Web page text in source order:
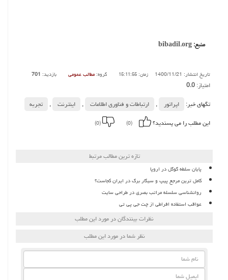
منبع:bibadil.org
تاریخ انتشار: 1400/11/21 زمان: 15:11:55 گروه: مطالب عمومی بازدید: 701
امتیاز:0.0
تگهای خبر:
اپراتور , ارتباطات و فناوری اطلاعات , اینترنت ,
تجربه
این مطلب را می پسندید؟
(0)
(0)
تازه ترین مطالب مرتبط
پایان سلطه گوگل در اروپا
کامل ترین مرجع پیپ و سیگار برگ در ایران کجاست؟
روانشناسی سلسله مراتب بصری در طراحی سایت
عواقب استفاده افراطی از چت جی پی تی
نظرات بینندگان در مورد این مطلب
نظر شما در مورد این مطلب